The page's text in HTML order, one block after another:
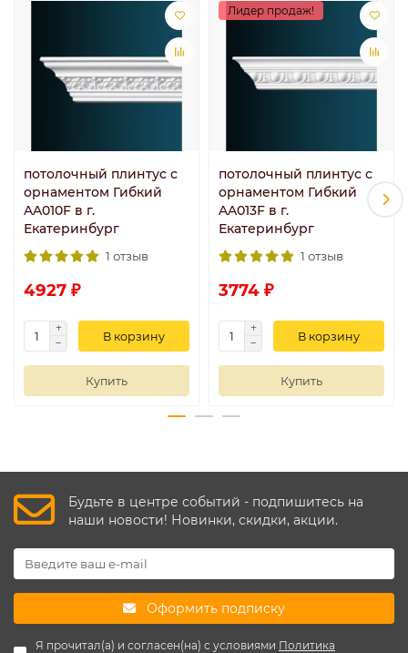
потолочный плинтус с
орнаментом Гибкий
AA010F в г.
Екатеринбург
1 отзыв
4927 ₽
В корзину
Купить
Лидер продаж!
потолочный плинтус с
орнаментом Гибкий
AA013F в г.
Екатеринбург
1 отзыв
3774 ₽
В корзину
Купить
Будьте в центре событий - подпишитесь на
наши новости! Новинки, скидки, акции.
Оформить подписку
Я прочитал(а) и согласен(на) с условиями Политика